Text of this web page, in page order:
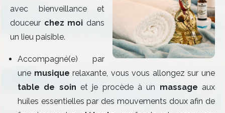
avec bienveillance et
douceur chez moi dans
un lieu paisible.
Accompagné(e) par
une musique relaxante, vous vous allongez sur une
table de soin et je procède à un massage aux
huiles essentielles par des mouvements doux afin de